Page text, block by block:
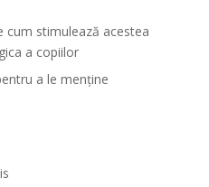
cum stimulează acestea
a copiilor
a le menține